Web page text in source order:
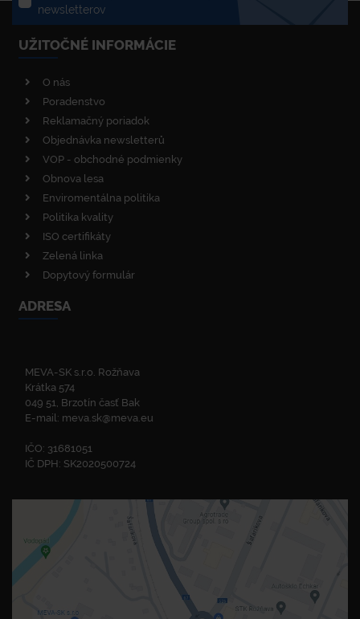
newsletterov
UŽITOČNÉ INFORMÁCIE
O nás
Poradenstvo
Reklamačný poriadok
Objednávka newsletterů
VOP - obchodné podmienky
Obnova lesa
Enviromentálna politika
Politika kvality
ISO certifikáty
Zelená linka
Dopytový formulár
ADRESA
MEVA-SK s.r.o. Rožňava
Krátka 574
049 51, Brzotín časť Bak
E-mail: meva.sk@meva.eu
IČO: 31681051
IČ DPH: SK2020500724